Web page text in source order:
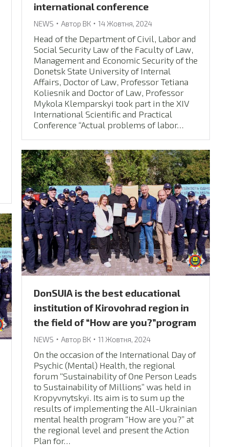
international conference
NEWS Автор ВК 14 Жовтня, 2024
Head of the Department of Civil, Labor and
Social Security Law of the Faculty of Law,
Management and Economic Security of the
Donetsk State University of Internal
Affairs, Doctor of Law, Professor Tetiana
Koliesnik and Doctor of Law, Professor
Mykola Klemparskyi took part in the XIV
International Scientific and Practical
Conference “Actual problems of labor…
DonSUIA is the best educational
institution of Kirovohrad region in
the field of “How are you?”program
NEWS Автор ВК 11 Жовтня, 2024
On the occasion of the International Day of
Psychic (Mental) Health, the regional
forum “Sustainability of One Person Leads
to Sustainability of Millions” was held in
Kropyvnytskyi. Its aim is to sum up the
results of implementing the All-Ukrainian
mental health program “How are you?” at
the regional level and present the Action
Plan for…